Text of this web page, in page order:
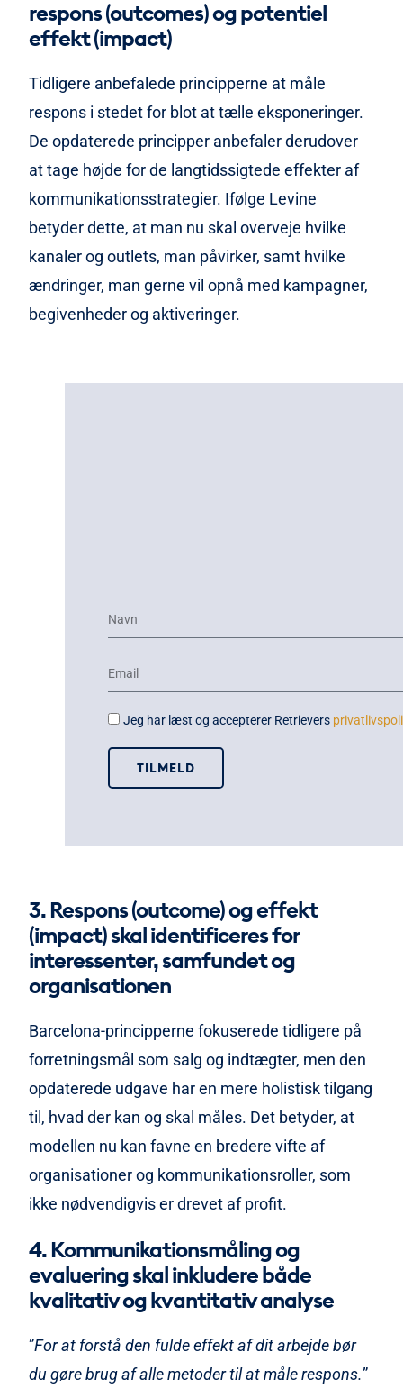
respons (outcomes) og potentiel
effekt (impact)
Tidligere anbefalede principperne at måle
respons i stedet for blot at tælle eksponeringer.
De opdaterede principper anbefaler derudover
at tage højde for de langtidssigtede effekter af
kommunikationsstrategier. Ifølge Levine
betyder dette, at man nu skal overveje hvilke
kanaler og outlets, man påvirker, samt hvilke
ændringer, man gerne vil opnå med kampagner,
begivenheder og aktiveringer.
Jeg har læst og accepterer Retrievers
TILMELD
3. Respons (outcome) og effekt
(impact) skal identificeres for
interessenter, samfundet og
organisationen
Barcelona-principperne fokuserede tidligere på
forretningsmål som salg og indtægter, men den
opdaterede udgave har en mere holistisk tilgang
til, hvad der kan og skal måles. Det betyder, at
modellen nu kan favne en bredere vifte af
organisationer og kommunikationsroller, som
ikke nødvendigvis er drevet af profit.
4. Kommunikationsmåling og
evaluering skal inkludere både
kvalitativ og kvantitativ analyse
”For at forstå den fulde effekt af dit arbejde bør
du gøre brug af alle metoder til at måle respons.”